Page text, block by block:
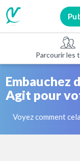
Parcourir les
Embauchez
Agit pour
Voyez comment